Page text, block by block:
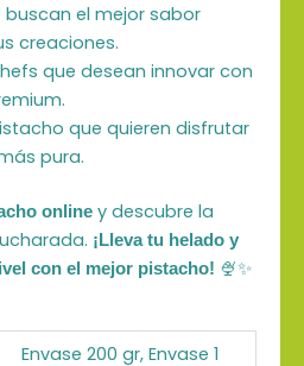
buscan el mejor sabor
creaciones.
que desean innovar con
que quieren disfrutar
pura.
online y descubre la
¡Lleva tu helado y
con el mejor pistacho! 🍨✨
Envase 200 gr, Envase 1